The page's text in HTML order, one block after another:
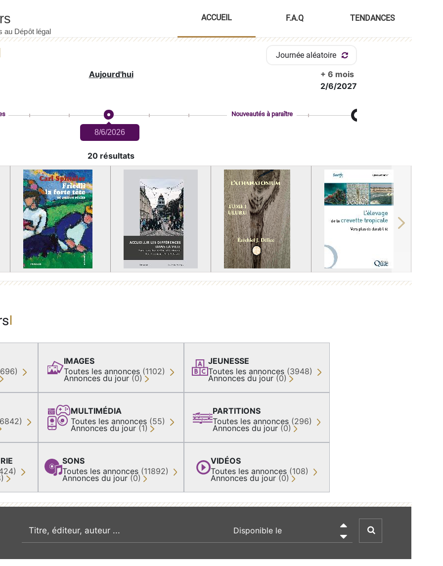
ACCUEIL F.A.Q TENDANCES
Journée aléatoire
Aujourd'hui
+ 6 mois
2/6/2027
8/6/2026
Nouveautés à paraître
20 résultats
Next
IMAGES
Toutes les annonces (1102)
Annonces du jour (0)
MULTIMÉDIA
Toutes les annonces (55)
Annonces du jour (1)
SONS
Toutes les annonces (11892)
Annonces du jour (0)
JEUNESSE
Toutes les annonces (3948)
Annonces du jour (0)
PARTITIONS
Toutes les annonces (296)
Annonces du jour (0)
VIDÉOS
Toutes les annonces (108)
Annonces du jour (0)
recherche par mot clé
